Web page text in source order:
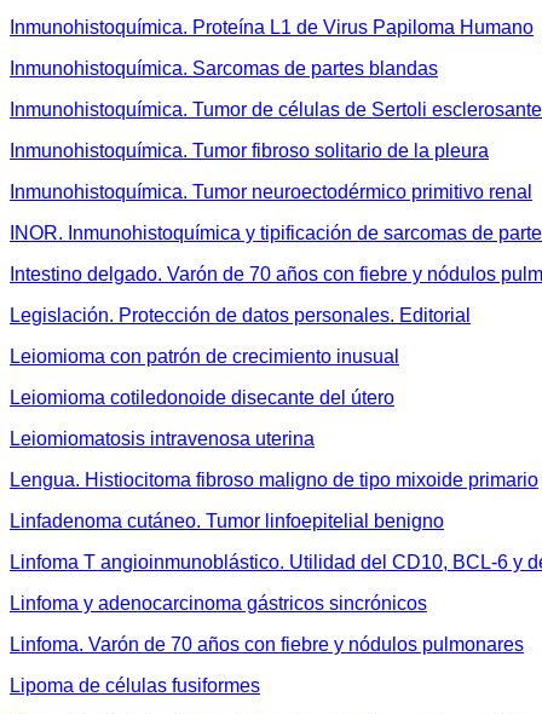
Inmunohistoquímica. Proteína L1 de Virus Papiloma Humano
Inmunohistoquímica. Sarcomas de partes blandas
Inmunohistoquímica. Tumor de células de Sertoli esclerosante
Inmunohistoquímica. Tumor fibroso solitario de la pleura
Inmunohistoquímica. Tumor neuroectodérmico primitivo renal
INOR. Inmunohistoquímica y tipificación de sarcomas de
Intestino delgado. Varón de 70 años con fiebre y nódulos
Legislación. Protección de datos personales. Editorial
Leiomioma con patrón de crecimiento inusual
Leiomioma cotiledonoide disecante del útero
Leiomiomatosis intravenosa uterina
Lengua. Histiocitoma fibroso maligno de tipo mixoide primario
Linfadenoma cutáneo. Tumor linfoepitelial benigno
Linfoma T angioinmunoblástico. Utilidad del CD10, BCL-6 y
Linfoma y adenocarcinoma gástricos sincrónicos
Linfoma. Varón de 70 años con fiebre y nódulos pulmonares
Lipoma de células fusiformes